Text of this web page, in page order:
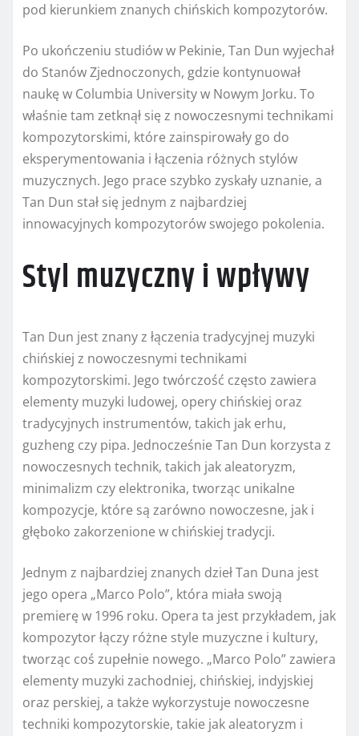
pod kierunkiem znanych chińskich kompozytorów.
Po ukończeniu studiów w Pekinie, Tan Dun wyjechał
do Stanów Zjednoczonych, gdzie kontynuował
naukę w Columbia University w Nowym Jorku. To
właśnie tam zetknął się z nowoczesnymi technikami
kompozytorskimi, które zainspirowały go do
eksperymentowania i łączenia różnych stylów
muzycznych. Jego prace szybko zyskały uznanie, a
Tan Dun stał się jednym z najbardziej
innowacyjnych kompozytorów swojego pokolenia.
Styl muzyczny i wpływy
Tan Dun jest znany z łączenia tradycyjnej muzyki
chińskiej z nowoczesnymi technikami
kompozytorskimi. Jego twórczość często zawiera
elementy muzyki ludowej, opery chińskiej oraz
tradycyjnych instrumentów, takich jak erhu,
guzheng czy pipa. Jednocześnie Tan Dun korzysta z
nowoczesnych technik, takich jak aleatoryzm,
minimalizm czy elektronika, tworząc unikalne
kompozycje, które są zarówno nowoczesne, jak i
głęboko zakorzenione w chińskiej tradycji.
Jednym z najbardziej znanych dzieł Tan Duna jest
jego opera „Marco Polo”, która miała swoją
premierę w 1996 roku. Opera ta jest przykładem, jak
kompozytor łączy różne style muzyczne i kultury,
tworząc coś zupełnie nowego. „Marco Polo” zawiera
elementy muzyki zachodniej, chińskiej, indyjskiej
oraz perskiej, a także wykorzystuje nowoczesne
techniki kompozytorskie, takie jak aleatoryzm i